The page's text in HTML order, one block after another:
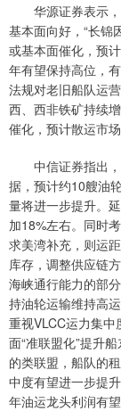
华源证券表示，
基本面向好，“长锦
或基本面催化，预
年有望保持高位，
法规对老旧船队运
西、西非铁矿持续
催化，预计散运市
中信证券指出，
据，预计约10艘油
量将进一步提升。
加18%左右。同时
求美湾补充，则运
库存，调整供应链
海峡通行能力的部
持油轮运输维持高
重视VLCC运力集
面“准联盟化”提升
的类联盟，船队的
中度有望进一步提
年油运龙头利润有望